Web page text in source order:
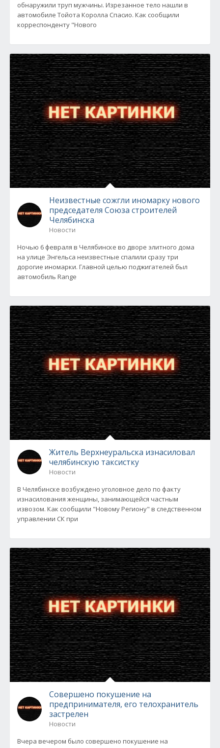
обнаружили труп мужчины. Изрезанное тело нашли в
автомобиле Тойота Королла Спасио. Как сообщили
корреспонденту "Нового
Неизвестные сожгли иномарку нового
председателя Союза строителей
Челябинска
Новости
Ночью 6 февраля в Челябинске во дворе элитного дома
на улице Энгельса неизвестные спалили сразу три
дорогие иномарки. Главной целью поджигателей был
автомобиль Range
Житель Верхнеуральска изнасиловал
челябинскую таксистку
Новости
В Челябинске возбуждено уголовное дело по факту
изнасилования женщины, занимающейся частным
извозом. Как сообщили "Новому Региону" в следственном
управлении СК при
Совершено покушение на
предпринимателя, его телохранитель
застрелен
Новости
Вчера вечером было совершено покушение на